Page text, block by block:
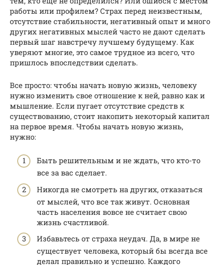
работы или профилем? Страх перед неизвестным,
отсутствие стабильности, негативный опыт и много
других негативных мыслей часто не дают сделать
первый шаг навстречу лучшему будущему. Как
уверяют многие, это самое трудное из всего, что
пришлось впоследствии сделать.
Все просто: чтобы начать новую жизнь, человеку
нужно изменить свое отношение к ней, равно как и
мышление. Если пугает отсутствие средств к
существованию, стоит накопить некоторый капитал
на первое время. Чтобы начать новую жизнь,
нужно:
Быть решительным и не ждать, что кто-то
все за вас сделает.
Никогда не смотреть на других, отказаться
от мыслей, что все так живут. Основная
часть населения вовсе не считает свою
жизнь счастливой.
Избавьтесь от страха неудач. Да, в мире не
существует человека, который бы всегда все
делал правильно и успешно. Каждого